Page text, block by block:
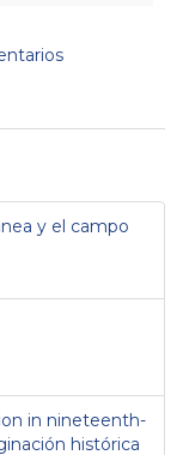
y el campo
in nineteenth-
histórica